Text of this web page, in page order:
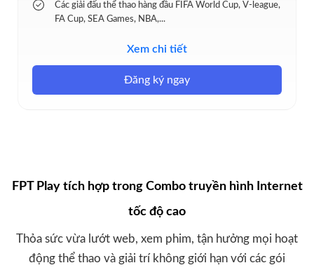
Các giải đấu thể thao hàng đầu FIFA World Cup, V-league,
FA Cup, SEA Games, NBA,...
Modem WI-Fi 6 và FPT Play Box, Kết nối lên đến 25
thiết bị
Xem chi tiết
Đăng ký ngay
FPT Play tích hợp trong Combo truyền hình Internet
tốc độ cao
Thỏa sức vừa lướt web, xem phim, tận hưởng mọi hoạt
động thể thao và giải trí không giới hạn với các gói